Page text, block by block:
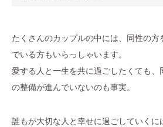
たくさんのカップルの中には、同性の
でいる方もいらっしゃいます。
愛する人と一生を共に過ごしたくても
の整備が進んでいないのも事実。
誰もが大切な人と幸せに過ごしていくに